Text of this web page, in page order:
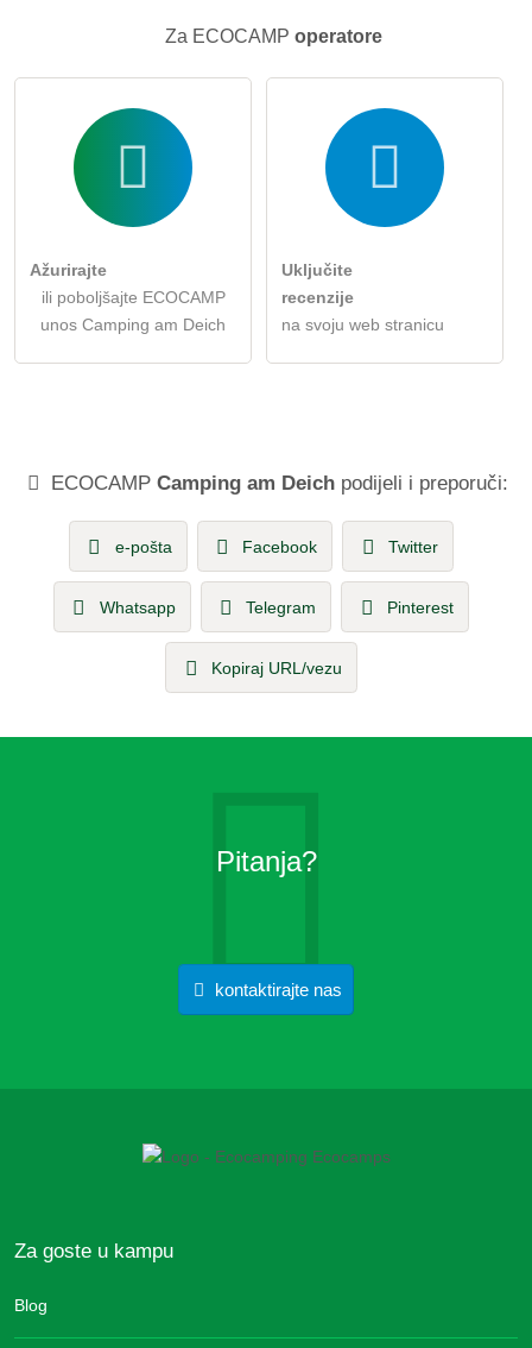
Za ECOCAMP operatore
Ažurirajte
ili poboljšajte ECOCAMP
unos Camping am Deich
Uključite
recenzije
na svoju web stranicu
ECOCAMPCamping am Deich podijeli i preporuči:
e-pošta Facebook Twitter
Whatsapp Telegram Pinterest
Kopiraj URL/vezu
Pitanja?
kontaktirajte nas
Za goste u kampu
Blog